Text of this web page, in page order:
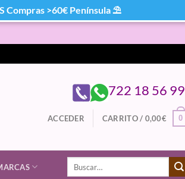
722 18 56 99
ACCEDER CARRITO / 0,00€ 0
Buscar
Compras >60€ Península ⛱